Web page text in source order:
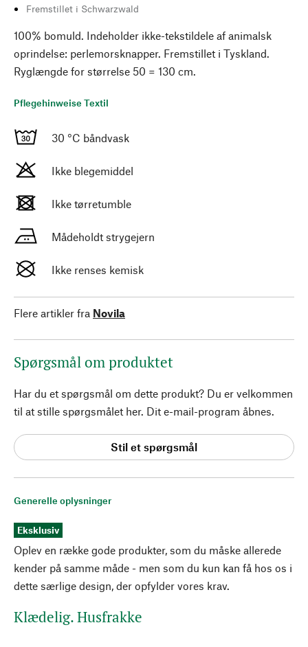
Generelle oplysninger
Eksklusiv
Oplev en række gode produkter, som du måske allerede
kender på samme måde - men som du kun kan få hos os i
dette særlige design, der opfylder vores krav.
Klædelig. Husfrakke
Fremstillet i Schwarzwald
100% bomuld. Indeholder ikke-tekstildele af animalsk
oprindelse: perlemorsknapper. Fremstillet i Tyskland.
Ryglængde for størrelse 50 = 130 cm.
Pflegehinweise Textil
30 °C båndvask
Ikke blegemiddel
Ikke tørretumble
Mådeholdt strygejern
Ikke renses kemisk
Flere artikler fra Novila
Spørgsmål om produktet
Har du et spørgsmål om dette produkt? Du er velkommen
til at stille spørgsmålet her. Dit e-mail-program åbnes.
Stil et spørgsmål